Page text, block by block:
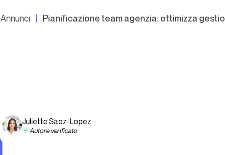
Annunci Pianificazione team agenzia: ottimizza
Juliette Saez-Lopez
Autore verificato